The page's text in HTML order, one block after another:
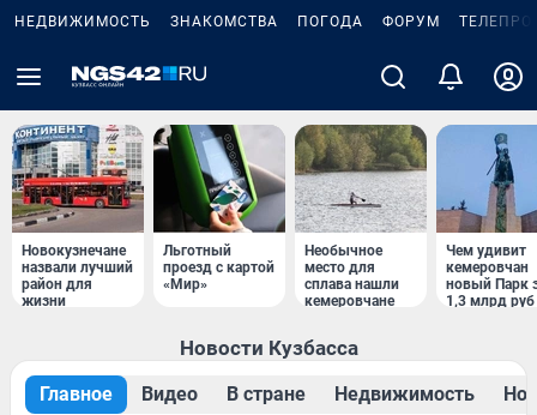
НЕДВИЖИМОСТЬ ЗНАКОМСТВА ПОГОДА ФОРУМ
Новокузнечане
назвали лучший
район для
жизни
Льготный
проезд с картой
«Мир»
Необычное
место для
сплава нашли
кемеровчане
Чем удивит
кемеровчан
новый Парк
1,3 млрд руб
Новости Кузбасса
Главное Видео В стране Недвижимость